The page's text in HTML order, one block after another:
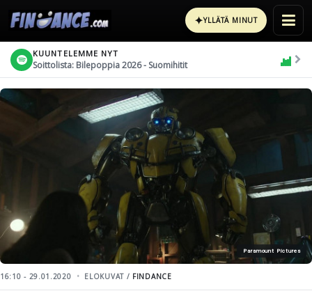
✦YLLÄTÄ MINUT
KUUNTELEMME NYT
Soittolista: Bilepoppia 2026 - Suomihitit
Paramount Pictures
16:10 - 29.01.2020 ELOKUVAT / FINDANCE